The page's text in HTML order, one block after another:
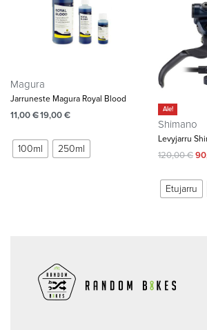
Magura
Jarruneste Magura Royal Blood
11,00€19,00€
100ml 250ml
Ale!
Shimano
Levyjarru
120,00€
Etujarru